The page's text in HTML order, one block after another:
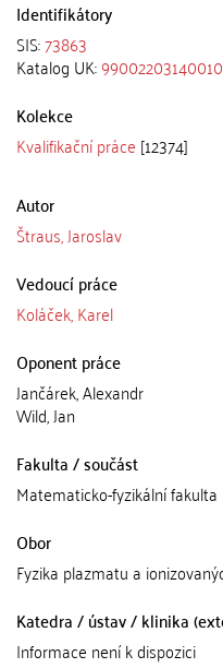
Identifikátory
SIS:73863
Katalog UK:
Kolekce
Kvalifikační práce [12374]
Autor
Štraus, Jaroslav
Vedoucí práce
Koláček, Karel
Oponent práce
Jančárek, Alexandr
Wild, Jan
Fakulta / součást
Matematicko-fyzikální fakulta
Obor
Fyzika plazmatu a
Katedra / ústav / klinika
Informace není k dispozici